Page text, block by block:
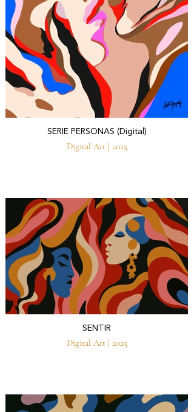
SERIE PERSONAS (Digital)
Digital Art | 2025
SENTIR
Digital Art | 2025